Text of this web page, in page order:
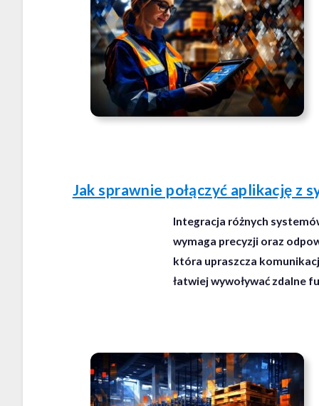
Jak sprawnie połączyć aplikację z
Integracja różnych
wymaga precyzji oraz
która upraszcza
łatwiej wywoływać zdalne